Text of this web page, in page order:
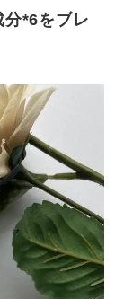
*6をブレ